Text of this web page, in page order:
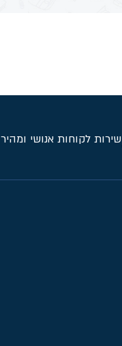
שירות לקוחות אנושי ומהיר